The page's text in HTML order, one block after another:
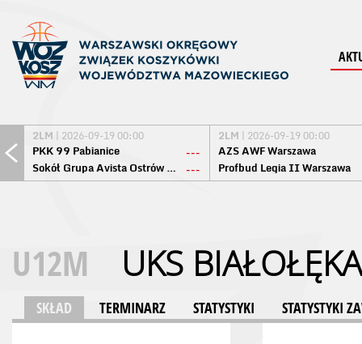
2LM | 2026-09-19 00:00
PKK 99 Pabianice
---
Sokół Grupa Avista Ostrów Maz. ---
2LM | 2026-09-19 00:00
AZS AWF Warszawa
Profbud Legia II Warszawa
U12M UKS
SKŁAD TERMINARZ STATYSTYKI STATYSTYKI